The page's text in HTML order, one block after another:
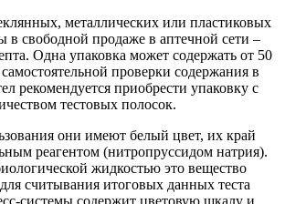
металлических или пластиковых
в свободной продаже в аптечной сети –
Одна упаковка может содержать от 50
проверки содержания в
рекомендуется приобрести упаковку с
тестовых полосок.
они имеют белый цвет, их край
реагентом (нитропруссидом натрия).
жидкостью это вещество
считывания итоговых данных теста
системы содержит цветовую шкалу и